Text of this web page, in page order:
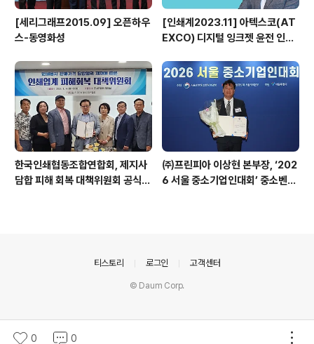
[세리그래프2015.09] 오픈하우
스-동영화성
[인쇄계2023.11] 아텍스코(AT
EXCO) 디지털 잉크젯 윤전 인쇄
기능적 강점을 살려, 보다 넓은 시
장을 열어 나갈 것 - 아텍스코(AT
EXCO) 국내 총판 ㈜풀린키 강성
민 전무이사
한국인쇄협동조합연합회, 제지사
담합 피해 회복 대책위원회 공식
㈜프린피아 이상현 본부장, ‘202
6 서울 중소기업인대회’ 중소벤처
0 0
티스토리 로그인 고객센터
© Daum Corp.